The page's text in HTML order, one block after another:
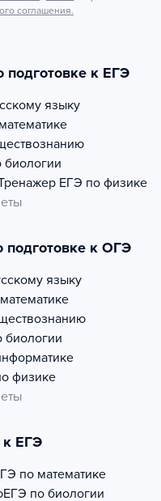
соглашения.
подготовке к ЕГЭ
языку
биологии
ЕГЭ по физике
подготовке к ОГЭ
языку
физике
к ЕГЭ
по математике
ЕГЭ по биологии